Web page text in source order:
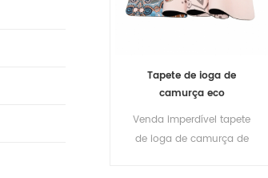
Tapete de ioga de
camurça eco
biodegradável durável da
Baishengmei
Venda imperdível tapete
de ioga de camurça de